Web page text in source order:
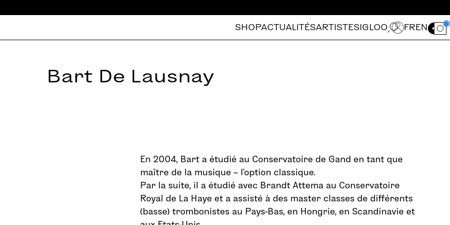
SHOPACTUALITÉSARTISTES IGLOO
Ouvrir le
FR EN 0
Bart De Lausnay
En 2004, Bart a étudié au Conservatoire de Gand en tant que
maître de la musique – l’option classique.
Par la suite, il a étudié avec Brandt Attema au Conservatoire
Royal de La Haye et a assisté à des master classes de différents
(basse) trombonistes au Pays-Bas, en Hongrie, en Scandinavie et